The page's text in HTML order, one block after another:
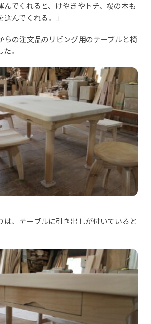
んでくれると、けやきやトチ、桜の木も
んでくれる。」
らの注文品のリビング用のテーブルと椅
。
は、テーブルに引き出しが付いていると